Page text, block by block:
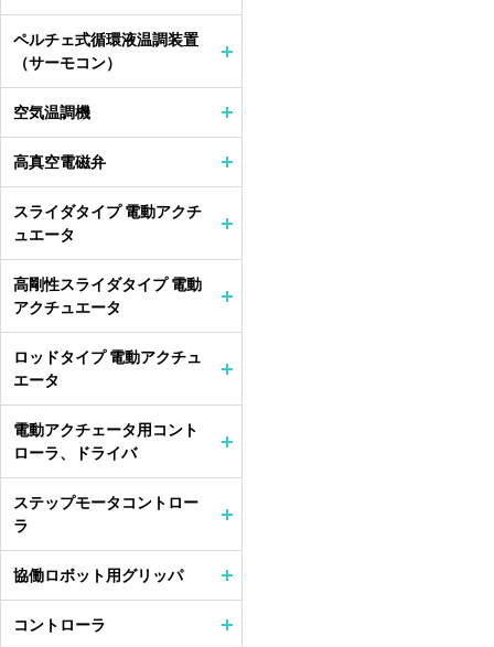
ペルチェ式循環液温調装置
（サーモコン）
空気温調機
高真空電磁弁
スライダタイプ 電動アクチ
ュエータ
高剛性スライダタイプ 電動
アクチュエータ
ロッドタイプ 電動アクチュ
エータ
電動アクチェータ用コント
ローラ、ドライバ
ステップモータコントロー
ラ
協働ロボット用グリッパ
コントローラ